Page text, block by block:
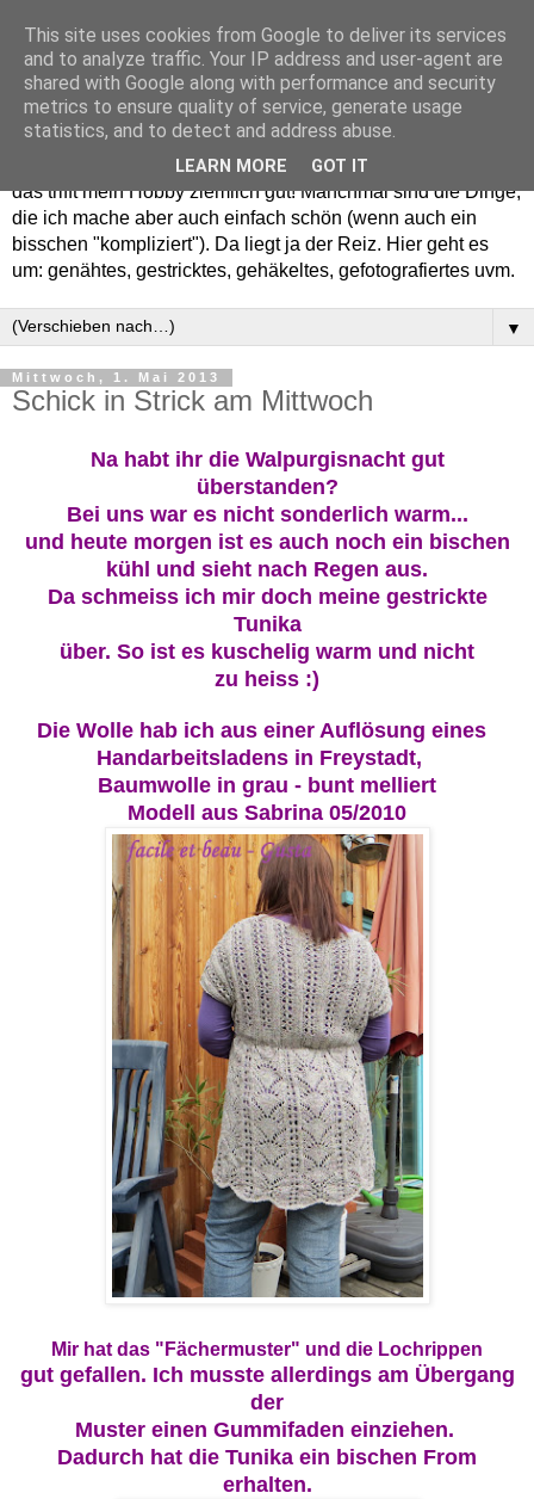
Willkommen in meinem "Wohnzimmer". Einfach und schön -
das trifft mein Hobby ziemlich gut! Manchmal sind die Dinge,
die ich mache aber auch einfach schön (wenn auch ein
bisschen "kompliziert"). Da liegt ja der Reiz. Hier geht es
um: genähtes, gestricktes, gehäkeltes, gefotografiertes uvm.
▼
Mittwoch, 1. Mai 2013
Schick in Strick am Mittwoch
Na habt ihr die Walpurgisnacht gut
überstanden?
Bei uns war es nicht sonderlich warm...
und heute morgen ist es auch noch ein bischen
kühl und sieht nach Regen aus.
Da schmeiss ich mir doch meine gestrickte
Tunika
über. So ist es kuschelig warm und nicht
zu heiss :)
Die Wolle hab ich aus einer Auflösung eines
Handarbeitsladens in Freystadt,
Baumwolle in grau - bunt melliert
Modell aus Sabrina 05/2010
Mir hat das "Fächermuster" und die Lochrippen
gut gefallen. Ich musste allerdings am Übergang
der
Muster einen Gummifaden einziehen.
Dadurch hat die Tunika ein bischen From
erhalten.
This site uses cookies from Google to deliver its services
and to analyze traffic. Your IP address and user-agent are
shared with Google along with performance and security
metrics to ensure quality of service, generate usage
statistics, and to detect and address abuse.
LEARN MORE GOT IT